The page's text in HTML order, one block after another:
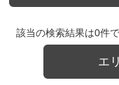
該当の検索結果は0件
エ